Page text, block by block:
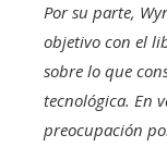
Por su parte,
objetivo con el
sobre lo que
tecnológica. En
preocupación